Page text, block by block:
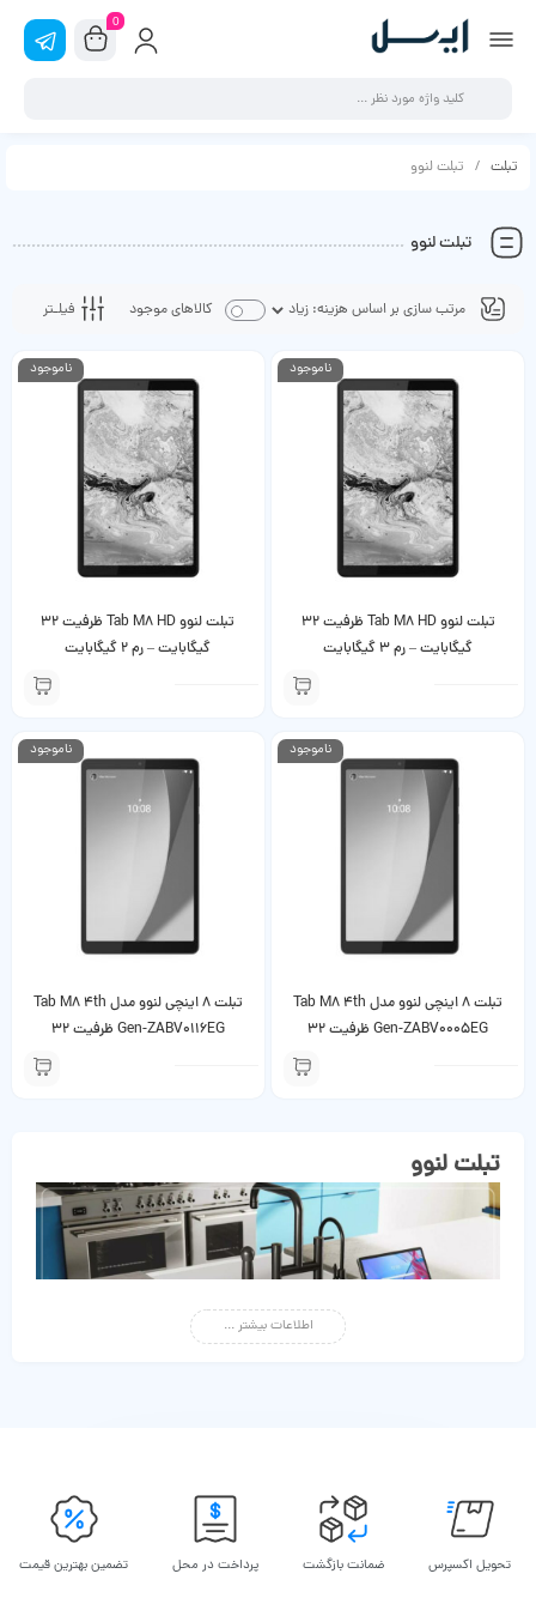
0
تبلت تبلت لنوو
تبلت لنوو
فیلـتر کالاهای موجود
ناموجود
تبلت لنوو Tab M8 HD ظرفیت 32
گیگابایت – رم 3 گیگابایت
ناموجود
تبلت لنوو Tab M8 HD ظرفیت 32
گیگابایت – رم 2 گیگابایت
ناموجود
تبلت 8 اینچی لنوو مدل Tab M8 4th
Gen-ZABV0005EG ظرفیت 32
ناموجود
تبلت 8 اینچی لنوو مدل Tab M8 4th
Gen-ZABV0116EG ظرفیت 32
تبلت لنوو
تبلت‌­ها در چند سال اخیر با بهبود ویژگی‌­هایشان یک دستیار دیجیتال خوب
محسوب می‌­شوند و همانند گوشی ­هوشمند و لپ­تاپ دارای امکانات زیادی هستند.
اطلاعات بیشتر ...
تحویل اکسپرس ضمانت بازگشت پرداخت در محل تضمین بهترین قیمت